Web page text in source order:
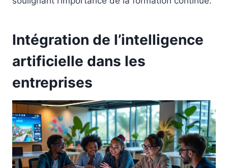
Intégration de l’intelligence
artificielle dans les
entreprises